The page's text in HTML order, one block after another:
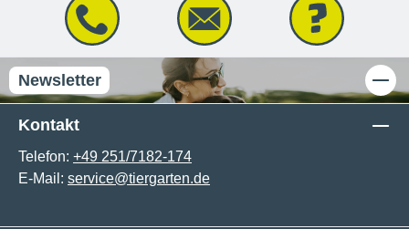
Newsletter
Kontakt
Telefon: +49 251/7182-174
E-Mail: service@tiergarten.de